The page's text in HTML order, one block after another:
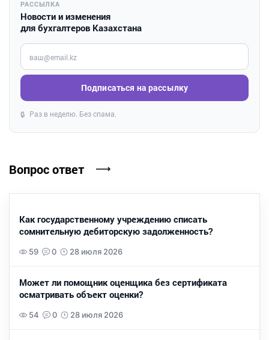
РАССЫЛКА
Новости и изменения
для бухгалтеров Казахстана
Введите ваш e-mail
Подписаться на рассылку
🔒 Раз в неделю. Без спама.
Вопрос ответ
Как государственному учреждению списать
сомнительную дебиторскую задолженность?
59 0 28 июля 2026
Может ли помощник оценщика без сертификата
осматривать объект оценки?
54 0 28 июля 2026